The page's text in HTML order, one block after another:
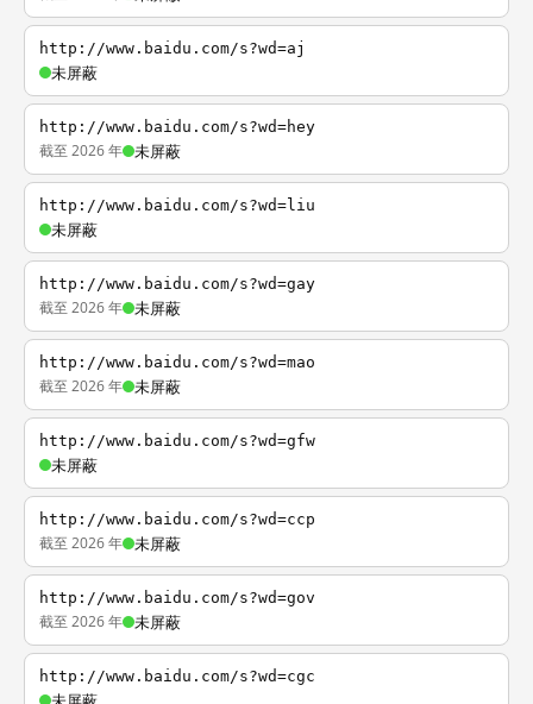
http://www.baidu.com/s?wd=aj
未屏蔽
http://www.baidu.com/s?wd=hey
截至 2026 年 未屏蔽
http://www.baidu.com/s?wd=liu
未屏蔽
http://www.baidu.com/s?wd=gay
截至 2026 年 未屏蔽
http://www.baidu.com/s?wd=mao
截至 2026 年 未屏蔽
http://www.baidu.com/s?wd=gfw
未屏蔽
http://www.baidu.com/s?wd=ccp
截至 2026 年 未屏蔽
http://www.baidu.com/s?wd=gov
截至 2026 年 未屏蔽
http://www.baidu.com/s?wd=cgc